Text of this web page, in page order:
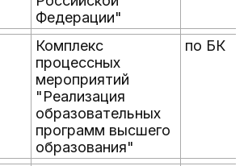
Федерации"
Комплекс
процессных
мероприятий
"Реализация
образовательных
программ высшего
образования"
по БК